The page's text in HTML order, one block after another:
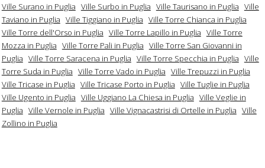
Ville Surano in Puglia Ville Surbo in Puglia Ville Taurisano in Puglia Ville
Taviano in Puglia Ville Tiggiano in Puglia Ville Torre Chianca in Puglia
Ville Torre dell'Orso in Puglia Ville Torre Lapillo in Puglia Ville Torre
Mozza in Puglia Ville Torre Pali in Puglia Ville Torre San Giovanni in
Puglia Ville Torre Saracena in Puglia Ville Torre Specchia in Puglia Ville
Torre Suda in Puglia Ville Torre Vado in Puglia Ville Trepuzzi in Puglia
Ville Tricase in Puglia Ville Tricase Porto in Puglia Ville Tuglie in Puglia
Ville Ugento in Puglia Ville Uggiano La Chiesa in Puglia Ville Veglie in
Puglia Ville Vernole in Puglia Ville Vignacastrisi di Ortelle in Puglia Ville
Zollino in Puglia